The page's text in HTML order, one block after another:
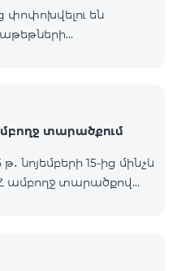
փոփոխվելու են
Բաժանորդները
բոլոր ցանցեր, ԱՄՆ,
նախկին 7 ԳԲ-ի
«Be Free 3000»
տարածքում
նոյեմբերի 15-ից մինչև
ամբողջ տարածքով
9900 փաթեթները`